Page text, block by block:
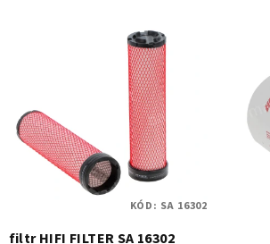
filtr HIFI FILTER SA 16302
KÓD: SA 16302